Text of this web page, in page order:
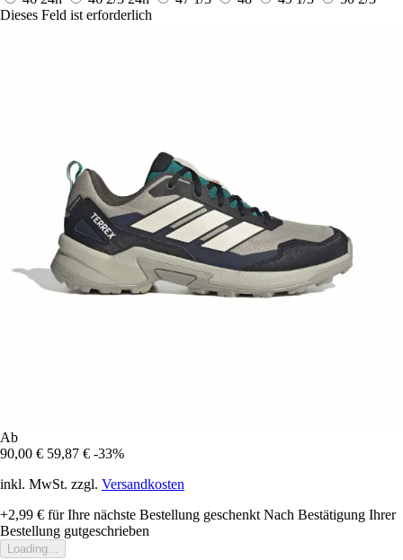
Dieses Feld ist erforderlich
Ab
90,00 € 59,87 € -33%
inkl. MwSt. zzgl. Versandkosten
+2,99 € für Ihre nächste Bestellung geschenkt Nach Bestätigung Ihrer
Bestellung gutgeschrieben
Loading...